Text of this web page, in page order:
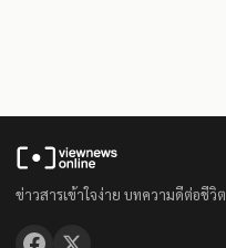
ข่าวสารเข้าใจง่าย บทความดีต่อชีวิต